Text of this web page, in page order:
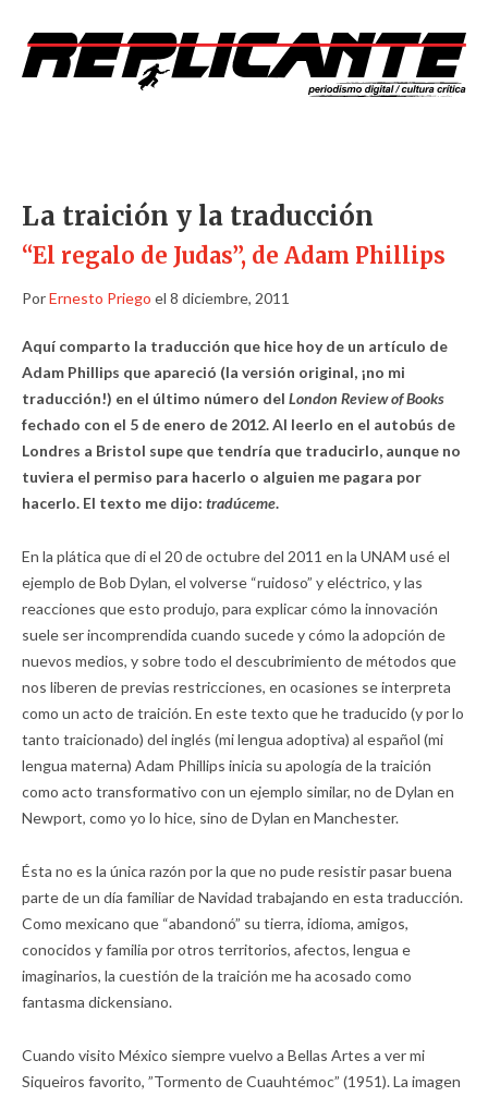
La traición y la traducción
“El regalo de Judas”, de Adam Phillips
PorErnesto Priego el 8 diciembre, 2011
Aquí comparto la traducción que hice hoy de un artículo de
Adam Phillips que apareció (la versión original, ¡no mi
traducción!) en el último número del London Review of Books
fechado con el 5 de enero de 2012. Al leerlo en el autobús de
Londres a Bristol supe que tendría que traducirlo, aunque no
tuviera el permiso para hacerlo o alguien me pagara por
hacerlo. El texto me dijo: tradúceme.
En la plática que di el 20 de octubre del 2011 en la UNAM usé el
ejemplo de Bob Dylan, el volverse “ruidoso” y eléctrico, y las
reacciones que esto produjo, para explicar cómo la innovación
suele ser incomprendida cuando sucede y cómo la adopción de
nuevos medios, y sobre todo el descubrimiento de métodos que
nos liberen de previas restricciones, en ocasiones se interpreta
como un acto de traición. En este texto que he traducido (y por lo
tanto traicionado) del inglés (mi lengua adoptiva) al español (mi
lengua materna) Adam Phillips inicia su apología de la traición
como acto transformativo con un ejemplo similar, no de Dylan en
Newport, como yo lo hice, sino de Dylan en Manchester.
Ésta no es la única razón por la que no pude resistir pasar buena
parte de un día familiar de Navidad trabajando en esta traducción.
Como mexicano que “abandonó” su tierra, idioma, amigos,
conocidos y familia por otros territorios, afectos, lengua e
imaginarios, la cuestión de la traición me ha acosado como
fantasma dickensiano.
Cuando visito México siempre vuelvo a Bellas Artes a ver mi
Siqueiros favorito, ”Tormento de Cuauhtémoc” (1951). La imagen